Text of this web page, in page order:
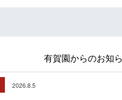
有賀園からのお知
2026.8.5